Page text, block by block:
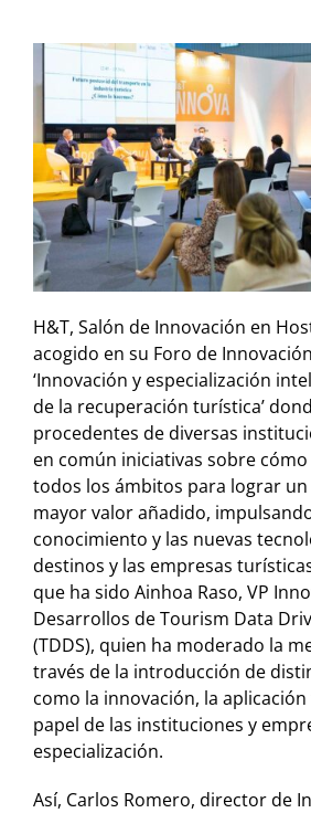
H&T, Salón de Innovación en
acogido en su Foro de
‘Innovación y especialización
de la recuperación turística’
procedentes de diversas
en común iniciativas sobre
todos los ámbitos para lograr
mayor valor añadido,
conocimiento y las nuevas
destinos y las empresas
que ha sido Ainhoa Raso, VP
Desarrollos de Tourism Data
(TDDS), quien ha moderado la
través de la introducción de
como la innovación, la
papel de las instituciones y
especialización.
Así, Carlos Romero, director de